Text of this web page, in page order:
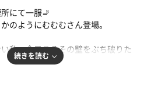
で割って完飲。これにて今週の贅
位タイム…。
スアウフグース🌿を心ゆくまで堪能
て、一服タイム🚬
いますは天空…。
ちで下界を見下ろす。
し下界からは見えない、と信じてい
た後に椅子に腰掛けて休憩。
ンチから木製椅子二脚に変わってる
、オーク→青森ヒバ→ヘーゼルナッ
イミングと香りのグラデーションが
って月曜からバチコリ💫
にて一服🚬
のようにむむむさん登場。
私…今日こそその壁をぶち破りた
続きを読む